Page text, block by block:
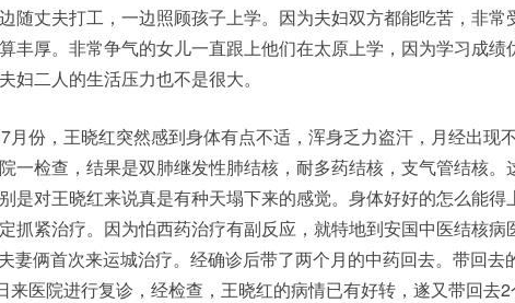
随丈夫打工，一边照顾孩子上学。因为夫妇双方都能吃苦，非常
丰厚。非常争气的女儿一直跟上他们在太原上学，因为学习成绩
妇二人的生活压力也不是很大。
月份，王晓红突然感到身体有点不适，浑身乏力盗汗，月经出现
一检查，结果是双肺继发性肺结核，耐多药结核，支气管结核。
是对王晓红来说真是有种天塌下来的感觉。身体好好的怎么能得
抓紧治疗。因为怕西药治疗有副反应，就特地到安国中医结核病
妻俩首次来运城治疗。经确诊后带了两个月的中药回去。带回去
来医院进行复诊，经检查，王晓红的病情已有好转，遂又带回去